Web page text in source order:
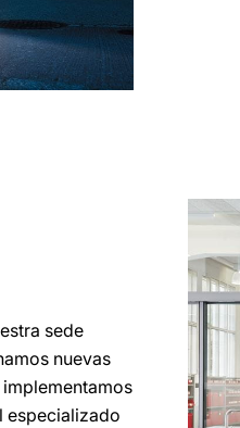
sede
nuevas
especializado